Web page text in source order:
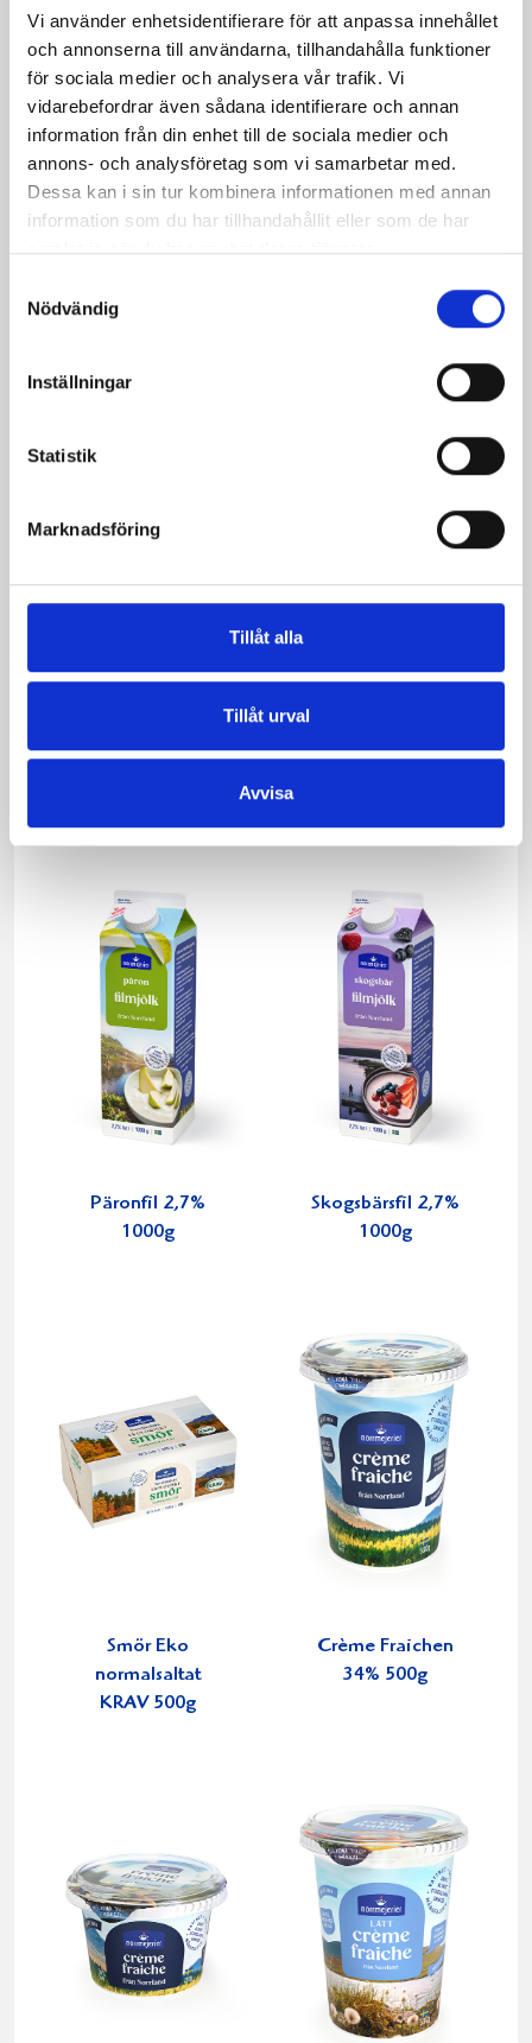
Vi använder enhetsidentifierare för att anpassa innehållet
och annonserna till användarna, tillhandahålla funktioner
för sociala medier och analysera vår trafik. Vi
vidarebefordrar även sådana identifierare och annan
information från din enhet till de sociala medier och
annons- och analysföretag som vi samarbetar med.
Dessa kan i sin tur kombinera informationen med annan
information som du har tillhandahållit eller som de har
samlat in när du har använt deras tjänster.
Nödvändig
Inställningar
Statistik
Marknadsföring
Tillåt alla
Tillåt urval
Avvisa
Krämig pastasallad
med sweet
chilidressing
Primörpaj
Produkter i receptet:
Mellanmjölk
Jordgubbsfil 2,7%
Päronfil 2,7%
1000g
Skogsbärsfil 2,7%
1000g
Smör Eko
normalsaltat
KRAV 500g
Crème Fraichen
34% 500g